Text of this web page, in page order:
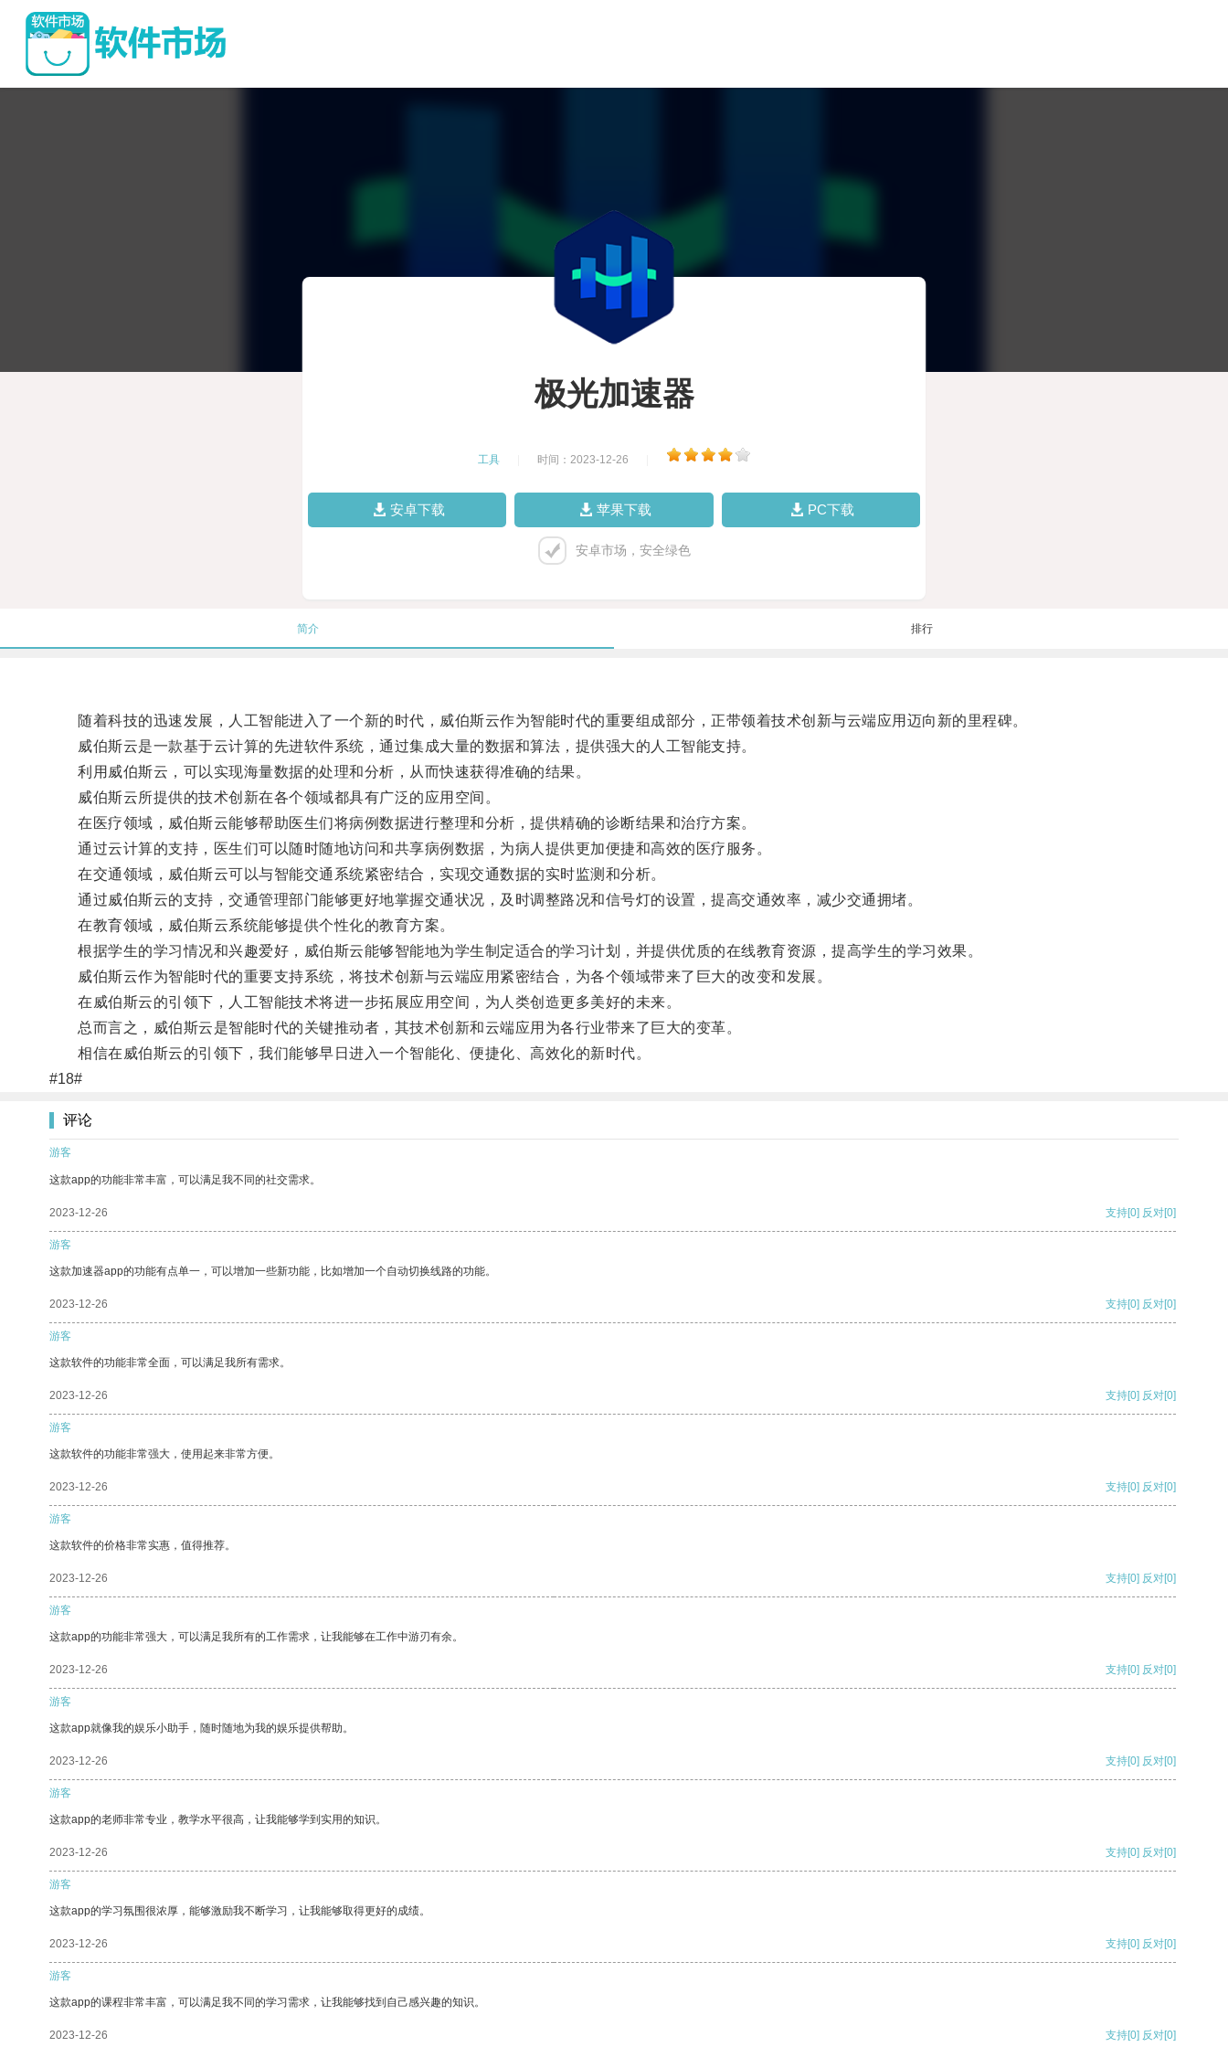
极光加速器
工具 时间：2023-12-26
安卓下载 苹果下载 PC下载
安卓市场，安全绿色
简介 排行
随着科技的迅速发展，人工智能进入了一个新的时代，威伯斯云作为智能时代的重要组成部分，正带领着技术创新与云端应用迈向新的里程碑。
威伯斯云是一款基于云计算的先进软件系统，通过集成大量的数据和算法，提供强大的人工智能支持。
利用威伯斯云，可以实现海量数据的处理和分析，从而快速获得准确的结果。
威伯斯云所提供的技术创新在各个领域都具有广泛的应用空间。
在医疗领域，威伯斯云能够帮助医生们将病例数据进行整理和分析，提供精确的诊断结果和治疗方案。
通过云计算的支持，医生们可以随时随地访问和共享病例数据，为病人提供更加便捷和高效的医疗服务。
在交通领域，威伯斯云可以与智能交通系统紧密结合，实现交通数据的实时监测和分析。
通过威伯斯云的支持，交通管理部门能够更好地掌握交通状况，及时调整路况和信号灯的设置，提高交通效率，减少交通拥堵。
在教育领域，威伯斯云系统能够提供个性化的教育方案。
根据学生的学习情况和兴趣爱好，威伯斯云能够智能地为学生制定适合的学习计划，并提供优质的在线教育资源，提高学生的学习效果。
威伯斯云作为智能时代的重要支持系统，将技术创新与云端应用紧密结合，为各个领域带来了巨大的改变和发展。
在威伯斯云的引领下，人工智能技术将进一步拓展应用空间，为人类创造更多美好的未来。
总而言之，威伯斯云是智能时代的关键推动者，其技术创新和云端应用为各行业带来了巨大的变革。
相信在威伯斯云的引领下，我们能够早日进入一个智能化、便捷化、高效化的新时代。
#18#
评论
游客
这款app的功能非常丰富，可以满足我不同的社交需求。
2023-12-26 支持[0] 反对[0]
游客
这款加速器app的功能有点单一，可以增加一些新功能，比如增加一个自动切换线路的功能。
2023-12-26 支持[0] 反对[0]
游客
这款软件的功能非常全面，可以满足我所有需求。
2023-12-26 支持[0] 反对[0]
游客
这款软件的功能非常强大，使用起来非常方便。
2023-12-26 支持[0] 反对[0]
游客
这款软件的价格非常实惠，值得推荐。
2023-12-26 支持[0] 反对[0]
游客
这款app的功能非常强大，可以满足我所有的工作需求，让我能够在工作中游刃有余。
2023-12-26 支持[0] 反对[0]
游客
这款app就像我的娱乐小助手，随时随地为我的娱乐提供帮助。
2023-12-26 支持[0] 反对[0]
游客
这款app的老师非常专业，教学水平很高，让我能够学到实用的知识。
2023-12-26 支持[0] 反对[0]
游客
这款app的学习氛围很浓厚，能够激励我不断学习，让我能够取得更好的成绩。
2023-12-26 支持[0] 反对[0]
游客
这款app的课程非常丰富，可以满足我不同的学习需求，让我能够找到自己感兴趣的知识。
2023-12-26 支持[0] 反对[0]